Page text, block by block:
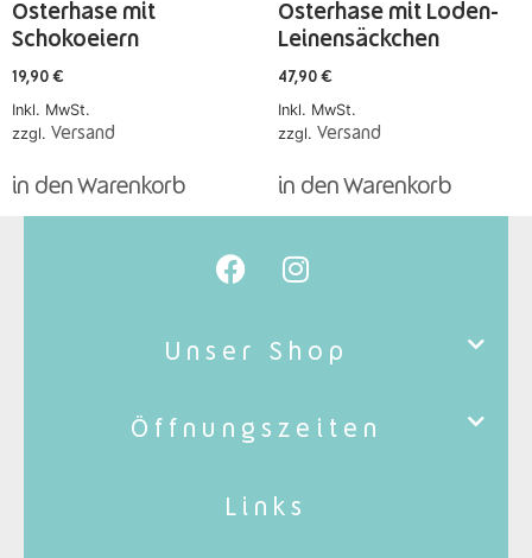
Osterhase mit
Schokoeiern
19,90 €
Inkl. MwSt.
zzgl. Versand
in den Warenkorb
Osterhase mit Loden-
Leinensäckchen
47,90 €
Inkl. MwSt.
zzgl. Versand
in den Warenkorb
Unser Shop
Öffnungszeiten
Links